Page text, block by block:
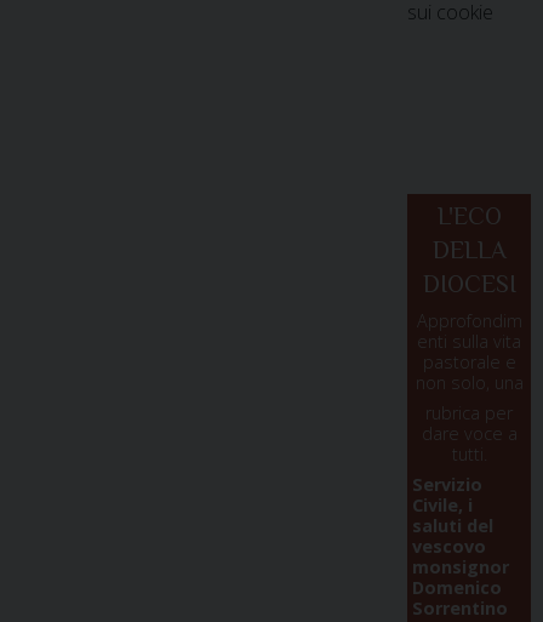
sui cookie
L'ECO
DELLA
DIOCESI
Approfondim
enti sulla vita
pastorale e
non solo, una
rubrica per
dare voce a
tutti.
Servizio
Civile, i
saluti del
vescovo
monsignor
Domenico
Sorrentino